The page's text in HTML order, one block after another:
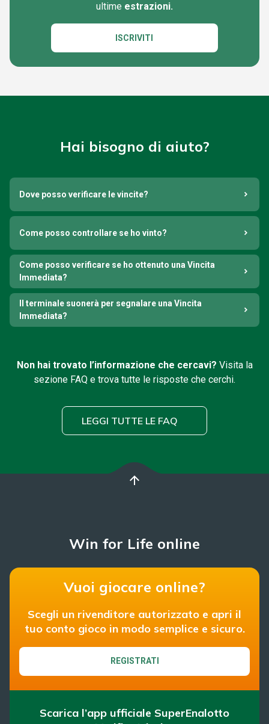
ultime estrazioni.
ISCRIVITI
Hai bisogno di aiuto?
Dove posso verificare le vincite?
Come posso controllare se ho vinto?
Come posso verificare se ho ottenuto una Vincita
Immediata?
Il terminale suonerà per segnalare una Vincita
Immediata?
Non hai trovato l’informazione che cercavi? Visita la
sezione FAQ e trova tutte le risposte che cerchi.
LEGGI TUTTE LE FAQ
arrow_upward
Win for Life online
Vuoi giocare online?
Scegli un rivenditore autorizzato e apri il
tuo conto gioco in modo semplice e sicuro.
REGISTRATI
Scarica l’app ufficiale SuperEnalotto